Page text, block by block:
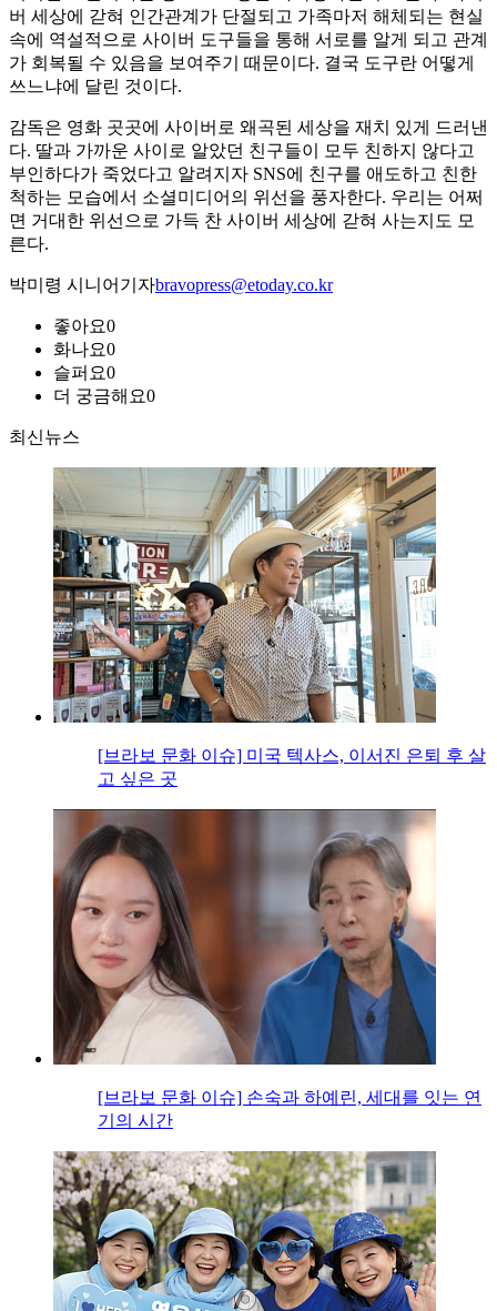
버 세상에 갇혀 인간관계가 단절되고 가족마저 해체되는 현실
속에 역설적으로 사이버 도구들을 통해 서로를 알게 되고 관계
가 회복될 수 있음을 보여주기 때문이다. 결국 도구란 어떻게
쓰느냐에 달린 것이다.
감독은 영화 곳곳에 사이버로 왜곡된 세상을 재치 있게 드러낸
다. 딸과 가까운 사이로 알았던 친구들이 모두 친하지 않다고
부인하다가 죽었다고 알려지자 SNS에 친구를 애도하고 친한
척하는 모습에서 소셜미디어의 위선을 풍자한다. 우리는 어쩌
면 거대한 위선으로 가득 찬 사이버 세상에 갇혀 사는지도 모
른다.
박미령 시니어기자bravopress@etoday.co.kr
좋아요0
화나요0
슬퍼요0
더 궁금해요0
최신뉴스
[브라보 문화 이슈] 미국 텍사스, 이서진 은퇴 후 살
고 싶은 곳
[브라보 문화 이슈] 손숙과 하예린, 세대를 잇는 연
기의 시간